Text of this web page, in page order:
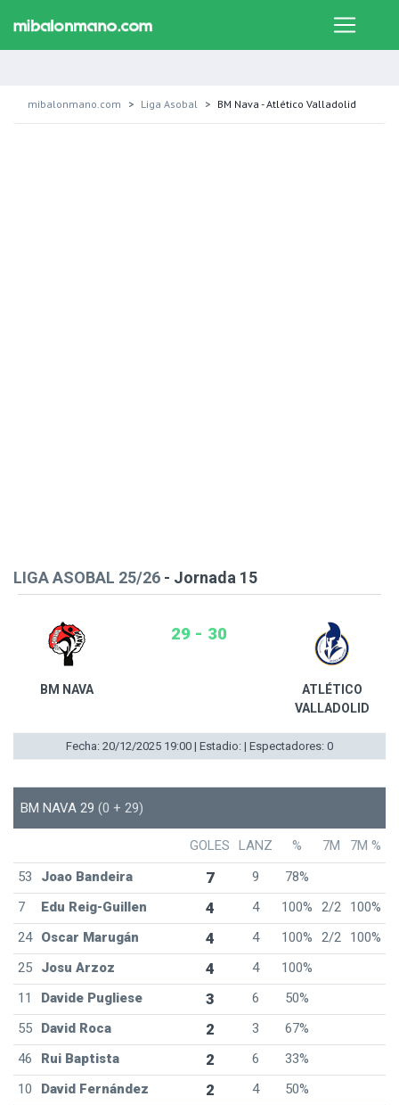
mibalonmano.com Liga Asobal BM Nava - Atlético Valladolid
LIGA ASOBAL 25/26 - Jornada 15
BM NAVA
29 - 30
ATLÉTICO
VALLADOLID
Fecha: 20/12/2025 19:00 | Estadio: | Espectadores: 0
BM NAVA 29 (0 + 29)
GOLES LANZ % 7M
7M %
53
Joao Bandeira 7 9
78%
7
Edu Reig-Guillen 4 4 100% 2/2
100%
24
Oscar Marugán 4 4 100% 2/2
100%
25
Josu Arzoz 4 4
100%
11
Davide Pugliese 3 6
50%
55
David Roca 2 3
67%
46
Rui Baptista 2 6
33%
10
David Fernández 2 4
50%